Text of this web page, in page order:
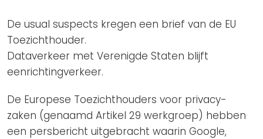
PSD2-me-niet
SpecifiekeToestemming.nl
Contact
Privacybeleid
ANBI Status
Playlist
De usual suspects kregen een brief van de EU
Toezichthouder.
Dataverkeer met Verenigde Staten blijft
eenrichtingverkeer.
De Europese Toezichthouders voor privacy-
zaken (genaamd Artikel 29 werkgroep) hebben
een persbericht uitgebracht waarin Google,